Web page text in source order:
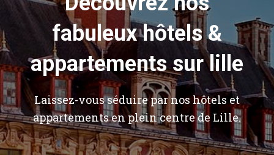
fabuleux hôtels &
appartements sur lille
Laissez-vous séduire par nos hôtels et
appartements en plein centre de Lille.